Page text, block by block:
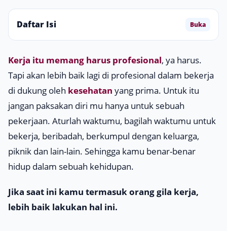
Daftar Isi Buka
Kerja itu memang harus profesional, ya harus.
Tapi akan lebih baik lagi di profesional dalam bekerja
di dukung oleh kesehatan yang prima. Untuk itu
jangan paksakan diri mu hanya untuk sebuah
pekerjaan. Aturlah waktumu, bagilah waktumu untuk
bekerja, beribadah, berkumpul dengan keluarga,
piknik dan lain-lain. Sehingga kamu benar-benar
hidup dalam sebuah kehidupan.
Jika saat ini kamu termasuk orang gila kerja,
lebih baik lakukan hal ini.